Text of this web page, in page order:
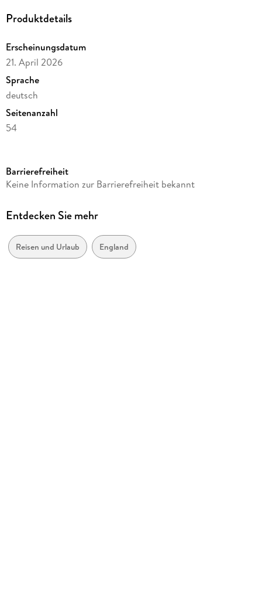
Produktdetails
Erscheinungsdatum
21. April 2026
Sprache
deutsch
Seitenanzahl
54
Herausgegeben von
Verlag/Hersteller
Produktart
Kalender
Barrierefreiheit
Keine Information zur Barrierefreiheit bekannt
Entdecken Sie mehr
Reisen und Urlaub England